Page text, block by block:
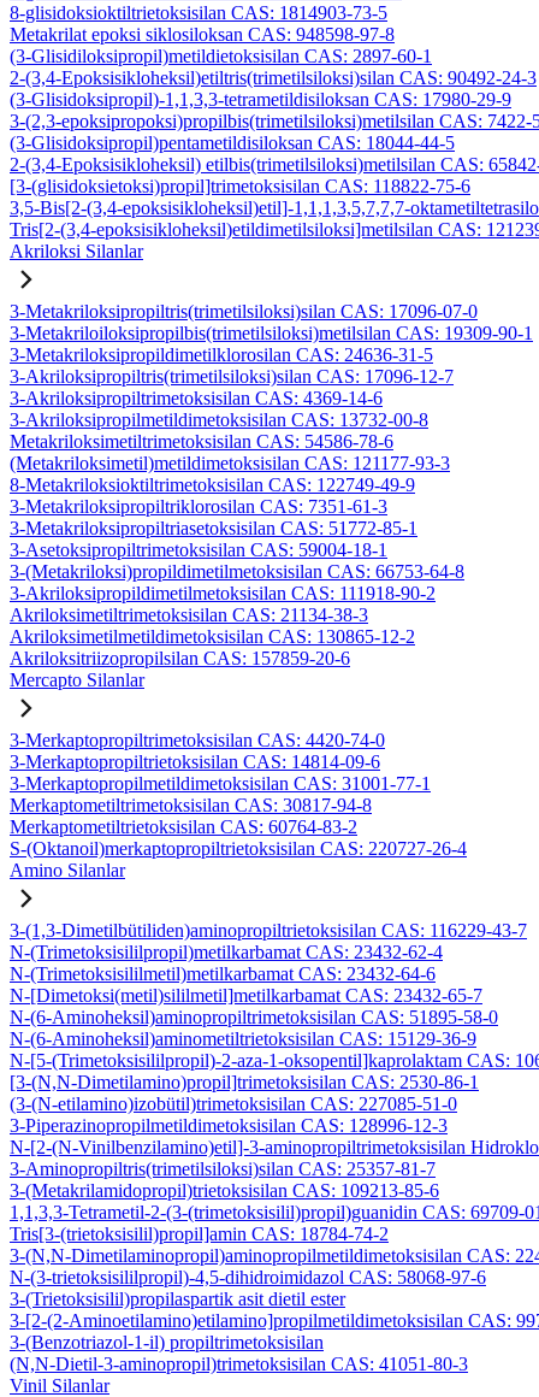
8-glisidoksioktiltrietoksisilan CAS: 1814903-73-5
Metakrilat epoksi siklosiloksan CAS: 948598-97-8
(3-Glisidiloksipropil)metildietoksisilan CAS: 2897-60-1
2-(3,4-Epoksisikloheksil)etiltris(trimetilsiloksi)silan CAS: 90492-24-3
(3-Glisidoksipropil)-1,1,3,3-tetrametildisiloksan CAS: 17980-29-9
3-(2,3-epoksipropoksi)propilbis(trimetilsiloksi)metilsilan CAS: 7422-
(3-Glisidoksipropil)pentametildisiloksan CAS: 18044-44-5
2-(3,4-Epoksisikloheksil) etilbis(trimetilsiloksi)metilsilan CAS:
[3-(glisidoksietoksi)propil]trimetoksisilan CAS: 118822-75-6
3,5-Bis[2-(3,4-epoksisikloheksil)etil]-1,1,1,3,5,7,7,7-
Tris[2-(3,4-epoksisikloheksil)etildimetilsiloksi]metilsilan CAS:
Akriloksi Silanlar
3-Metakriloksipropiltris(trimetilsiloksi)silan CAS: 17096-07-0
3-Metakriloiloksipropilbis(trimetilsiloksi)metilsilan CAS: 19309-90-1
3-Metakriloksipropildimetilklorosilan CAS: 24636-31-5
3-Akriloksipropiltris(trimetilsiloksi)silan CAS: 17096-12-7
3-Akriloksipropiltrimetoksisilan CAS: 4369-14-6
3-Akriloksipropilmetildimetoksisilan CAS: 13732-00-8
Metakriloksimetiltrimetoksisilan CAS: 54586-78-6
(Metakriloksimetil)metildimetoksisilan CAS: 121177-93-3
8-Metakriloksioktiltrimetoksisilan CAS: 122749-49-9
3-Metakriloksipropiltriklorosilan CAS: 7351-61-3
3-Metakriloksipropiltriasetoksisilan CAS: 51772-85-1
3-Asetoksipropiltrimetoksisilan CAS: 59004-18-1
3-(Metakriloksi)propildimetilmetoksisilan CAS: 66753-64-8
3-Akriloksipropildimetilmetoksisilan CAS: 111918-90-2
Akriloksimetiltrimetoksisilan CAS: 21134-38-3
Akriloksimetilmetildimetoksisilan CAS: 130865-12-2
Akriloksitriizopropilsilan CAS: 157859-20-6
Mercapto Silanlar
3-Merkaptopropiltrimetoksisilan CAS: 4420-74-0
3-Merkaptopropiltrietoksisilan CAS: 14814-09-6
3-Merkaptopropilmetildimetoksisilan CAS: 31001-77-1
Merkaptometiltrimetoksisilan CAS: 30817-94-8
Merkaptometiltrietoksisilan CAS: 60764-83-2
S-(Oktanoil)merkaptopropiltrietoksisilan CAS: 220727-26-4
Amino Silanlar
3-(1,3-Dimetilbütiliden)aminopropiltrietoksisilan CAS: 116229-43-7
N-(Trimetoksisililpropil)metilkarbamat CAS: 23432-62-4
N-(Trimetoksisililmetil)metilkarbamat CAS: 23432-64-6
N-[Dimetoksi(metil)sililmetil]metilkarbamat CAS: 23432-65-7
N-(6-Aminoheksil)aminopropiltrimetoksisilan CAS: 51895-58-0
N-(6-Aminoheksil)aminometiltrietoksisilan CAS: 15129-36-9
N-[5-(Trimetoksisililpropil)-2-aza-1-oksopentil]kaprolaktam CAS:
[3-(N,N-Dimetilamino)propil]trimetoksisilan CAS: 2530-86-1
(3-(N-etilamino)izobütil)trimetoksisilan CAS: 227085-51-0
3-Piperazinopropilmetildimetoksisilan CAS: 128996-12-3
N-[2-(N-Vinilbenzilamino)etil]-3-aminopropiltrimetoksisilan
3-Aminopropiltris(trimetilsiloksi)silan CAS: 25357-81-7
3-(Metakrilamidopropil)trietoksisilan CAS: 109213-85-6
1,1,3,3-Tetrametil-2-(3-(trimetoksisilil)propil)guanidin CAS: 69709-
Tris[3-(trietoksisilil)propil]amin CAS: 18784-74-2
3-(N,N-Dimetilaminopropil)aminopropilmetildimetoksisilan CAS:
N-(3-trietoksisililpropil)-4,5-dihidroimidazol CAS: 58068-97-6
3-(Trietoksisilil)propilaspartik asit dietil ester
3-[2-(2-Aminoetilamino)etilamino]propilmetildimetoksisilan CAS:
3-(Benzotriazol-1-il) propiltrimetoksisilan
(N,N-Dietil-3-aminopropil)trimetoksisilan CAS: 41051-80-3
Vinil Silanlar